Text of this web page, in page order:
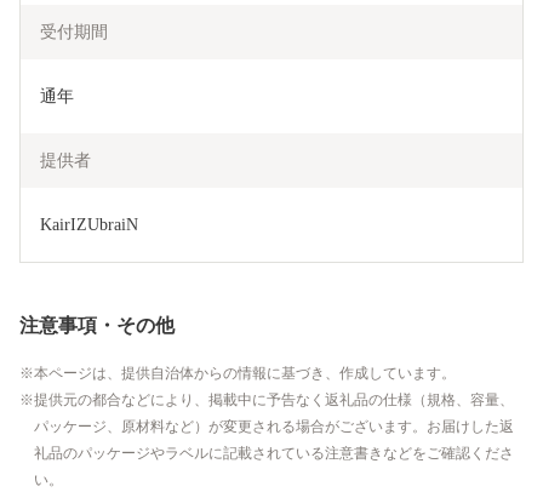
受付期間
通年
提供者
KairIZUbraiN
注意事項・その他
本ページは、提供自治体からの情報に基づき、作成しています。
提供元の都合などにより、掲載中に予告なく返礼品の仕様（規格、容量、
パッケージ、原材料など）が変更される場合がございます。お届けした返
礼品のパッケージやラベルに記載されている注意書きなどをご確認くださ
い。